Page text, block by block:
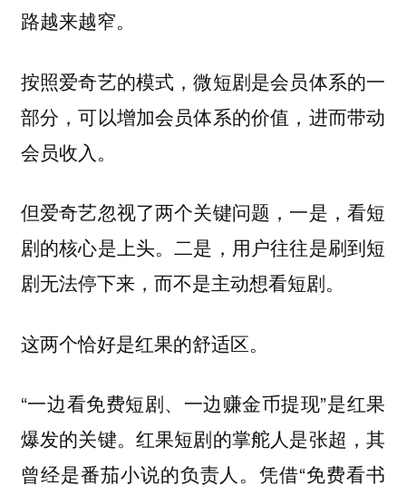
路越来越窄。
按照爱奇艺的模式，微短剧是会员体系的一
部分，可以增加会员体系的价值，进而带动
会员收入。
但爱奇艺忽视了两个关键问题，一是，看短
剧的核心是上头。二是，用户往往是刷到短
剧无法停下来，而不是主动想看短剧。
这两个恰好是红果的舒适区。
“一边看免费短剧、一边赚金币提现”是红果
爆发的关键。红果短剧的掌舵人是张超，其
曾经是番茄小说的负责人。凭借“免费看书